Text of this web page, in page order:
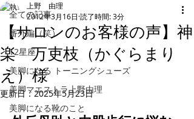
全ての記事
番外編（笑）
12星座
美脚になる トーニングシューズ
美脚マエストラ上野由理
美脚になる靴のこと
【サロンのお客様の声】神
楽 万吏枝（かぐらまり
え）様
上野 由理
2012年3月16日 読了時間: 3分
更新日：2025年5月23日